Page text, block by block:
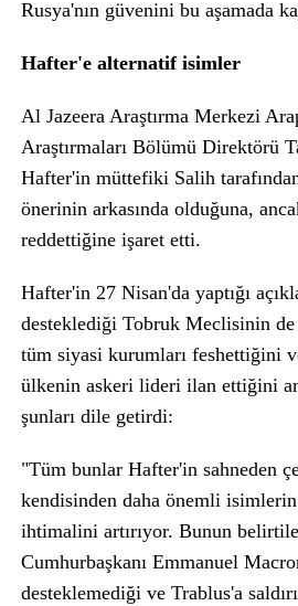
Rusya'nın güvenini bu aşamada
Hafter'e alternatif isimler
Al Jazeera Araştırma Merkezi
Araştırmaları Bölümü Direktörü
Hafter'in müttefiki Salih
önerinin arkasında olduğuna,
reddettiğine işaret etti.
Hafter'in 27 Nisan'da yaptığı
desteklediği Tobruk Meclisinin
tüm siyasi kurumları feshettiğini
ülkenin askeri lideri ilan ettiğini
şunları dile getirdi:
"Tüm bunlar Hafter'in sahneden
kendisinden daha önemli isimlerin
ihtimalini artırıyor. Bunun
Cumhurbaşkanı Emmanuel
desteklemediği ve Trablus'a